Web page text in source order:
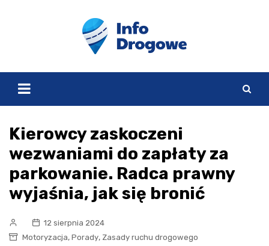
Kierowcy zaskoczeni
wezwaniami do zapłaty za
parkowanie. Radca prawny
wyjaśnia, jak się bronić
12 sierpnia 2024
Motoryzacja, Porady, Zasady ruchu drogowego